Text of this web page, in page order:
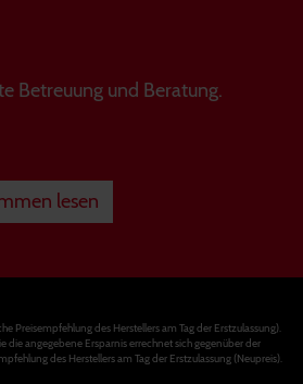
Betreuung und Beratung.
lesen
Preisempfehlung des Herstellers am Tag der Erstzulassung).
die angegebene Ersparnis errechnet sich gegenüber der
des Herstellers am Tag der Erstzulassung (Neupreis).